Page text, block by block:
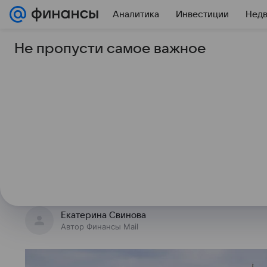
Аналитика Инвестиции
30 мая 2025 Финансы Mail
Кабмин запускает
Правительство РФ запускает
взаимодействию для борьбы с
Екатерина Свинова
Автор Финансы Mail
Не пропусти самое важное